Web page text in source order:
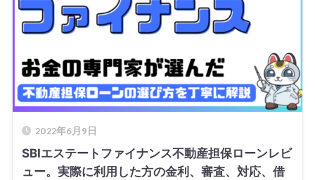
2022年6月9日
SBIエステートファイナンス不動産担保ローンレビ
ュー。実際に利用した方の金利、審査、対応、借